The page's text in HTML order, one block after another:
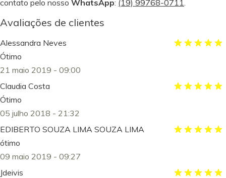
contato pelo nosso WhatsApp: (19) 99768-0711.
Avaliações de clientes
Alessandra Neves
Ótimo
21 maio 2019 - 09:00
Claudia Costa
Ótimo
05 julho 2018 - 21:32
EDIBERTO SOUZA LIMA SOUZA LIMA
ótimo
09 maio 2019 - 09:27
Jdeivis